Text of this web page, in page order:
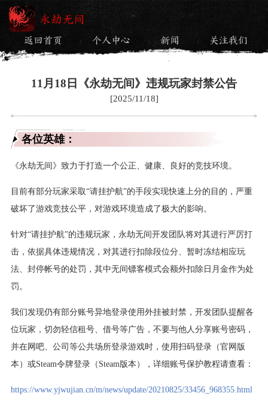
永劫无间
返回首页 / 个人中心 / 新闻 / 关注我们
11月18日《永劫无间》违规玩家封禁公告
[2025/11/18]
各位英雄：
《永劫无间》致力于打造一个公正、健康、良好的竞技环境。
目前有部分玩家采取“请挂护航”的手段实现快速上分的目的，严重
破坏了游戏竞技公平，对游戏环境造成了极大的影响。
针对“请挂护航”的违规玩家，永劫无间开发团队将对其进行严厉打
击，依据具体违规情况，对其进行扣除段位分、暂时冻结相应玩
法、封停帐号的处罚，其中无间镖客模式会额外扣除日月金作为处
罚。
我们发现仍有部分账号异地登录使用外挂被封禁，开发团队提醒各
位玩家，切勿轻信租号、借号等广告，不要与他人分享账号密码，
并在网吧、公司等公共场所登录游戏时，使用扫码登录（官网版
本）或Steam令牌登录（Steam版本），详细账号保护教程请查看：
https://www.yjwujian.cn/m/news/update/20210825/33456_968355.html